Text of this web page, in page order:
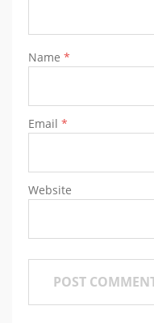
Name *
Email *
Website